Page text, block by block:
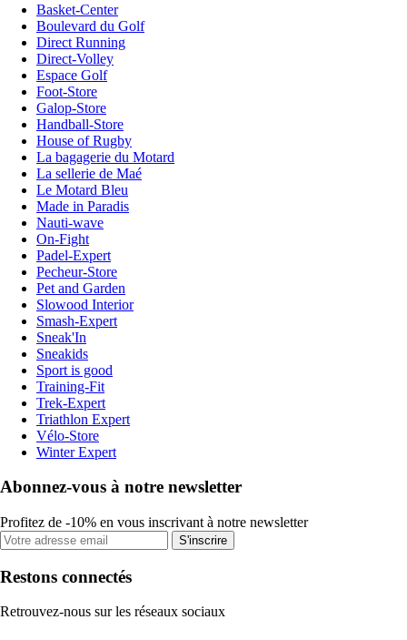
Basket-Center
Boulevard du Golf
Direct Running
Direct-Volley
Espace Golf
Foot-Store
Galop-Store
Handball-Store
House of Rugby
La bagagerie du Motard
La sellerie de Maé
Le Motard Bleu
Made in Paradis
Nauti-wave
On-Fight
Padel-Expert
Pecheur-Store
Pet and Garden
Slowood Interior
Smash-Expert
Sneak'In
Sneakids
Sport is good
Training-Fit
Trek-Expert
Triathlon Expert
Vélo-Store
Winter Expert
Abonnez-vous à notre newsletter
Profitez de -10% en vous inscrivant à notre newsletter
S'inscrire
Restons connectés
Retrouvez-nous sur les réseaux sociaux